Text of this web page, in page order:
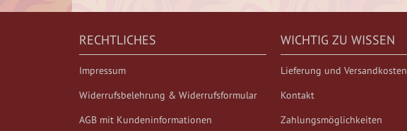
RECHTLICHES
Impressum
Widerrufsbelehrung & Widerrufsformular
AGB mit Kundeninformationen
WICHTIG ZU WISSEN
Lieferung und Versandkosten
Kontakt
Zahlungsmöglichkeiten